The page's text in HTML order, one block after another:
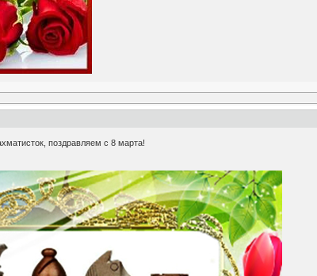
поздравляем с 8 марта!